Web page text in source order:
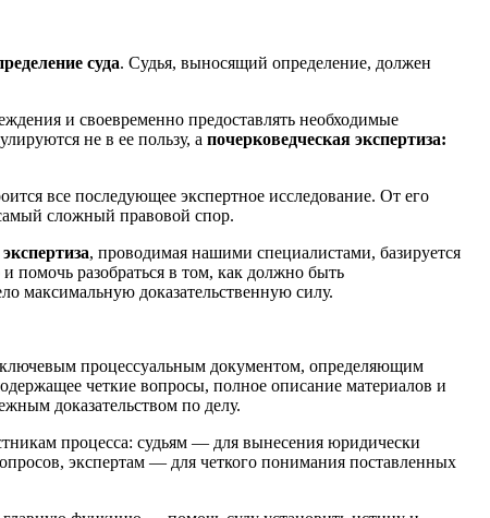
суда. Судья, выносящий определение, должен
и своевременно предоставлять необходимые
не в ее пользу, а почерковедческая экспертиза:
все последующее экспертное исследование. От его
сложный правовой спор.
, проводимая нашими специалистами, базируется
помочь разобраться в том, как должно быть
максимальную доказательственную силу.
ключевым процессуальным документом, определяющим
четкие вопросы, полное описание материалов и
доказательством по делу.
процесса: судьям — для вынесения юридически
экспертам — для четкого понимания поставленных